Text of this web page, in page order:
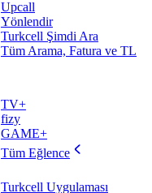
Upcall
Yönlendir
Turkcell Şimdi Ara
Tüm Arama, Fatura ve TL
TV+
fizy
GAME+
Tüm Eğlence
Turkcell Uygulaması